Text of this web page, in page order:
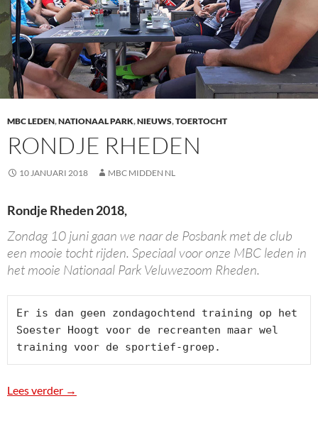
MBC LEDEN,NATIONAAL PARK,NIEUWS,TOERTOCHT
RONDJE RHEDEN
10 JANUARI 2018 MBC MIDDEN NL
Rondje Rheden 2018,
Zondag 10 juni gaan we naar de Posbank met de club
een mooie tocht rijden. Speciaal voor onze MBC leden in
het mooie Nationaal Park Veluwezoom Rheden.
Er is dan geen zondagochtend training op het
Soester Hoogt voor de recreanten maar wel
training voor de sportief-groep.
Lees verder Rondje Rheden
→